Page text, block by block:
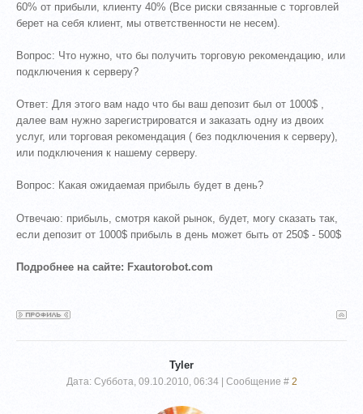
60% от прибыли, клиенту 40% (Все риски связанные с торговлей
берет на себя клиент, мы ответственности не несем).
Вопрос: Что нужно, что бы получить торговую рекомендацию, или
подключения к серверу?
Ответ: Для этого вам надо что бы ваш депозит был от 1000$ ,
далее вам нужно зарегистрироватся и заказать одну из двоих
услуг, или торговая рекомендация ( без подключения к серверу),
или подключения к нашему серверу.
Вопрос: Какая ожидаемая прибыль будет в день?
Отвечаю: прибыль, смотря какой рынок, будет, могу сказать так,
если депозит от 1000$ прибыль в день может быть от 250$ - 500$
Подробнее на сайте: Fxautorobot.com
Tyler
Дата: Суббота, 09.10.2010, 06:34 | Сообщение # 2